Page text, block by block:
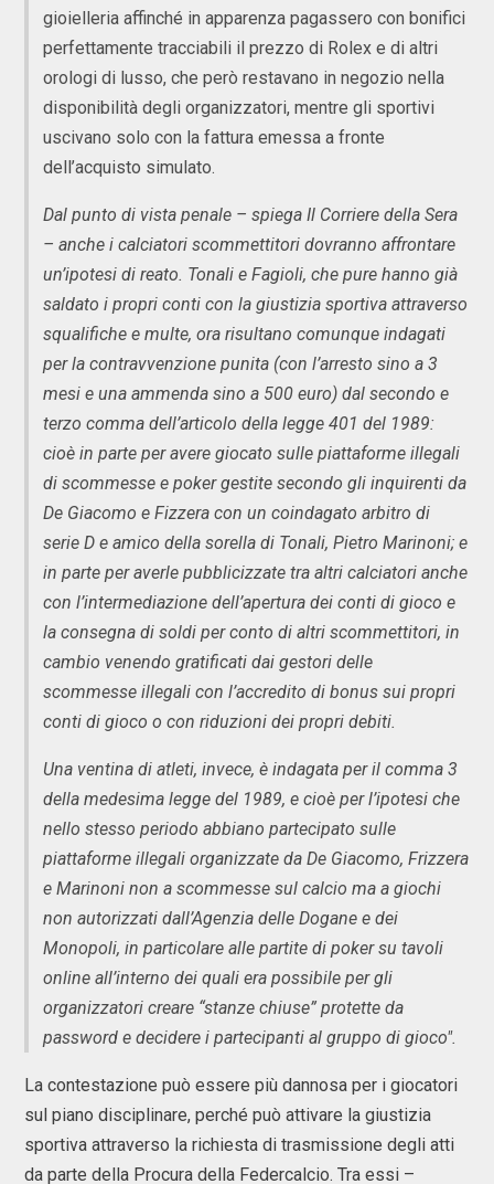
gioielleria affinché in apparenza pagassero con bonifici
perfettamente tracciabili il prezzo di Rolex e di altri
orologi di lusso, che però restavano in negozio nella
disponibilità degli organizzatori, mentre gli sportivi
uscivano solo con la fattura emessa a fronte
dell’acquisto simulato.
Dal punto di vista penale – spiega Il Corriere della Sera
– anche i calciatori scommettitori dovranno affrontare
un’ipotesi di reato. Tonali e Fagioli, che pure hanno già
saldato i propri conti con la giustizia sportiva attraverso
squalifiche e multe, ora risultano comunque indagati
per la contravvenzione punita (con l’arresto sino a 3
mesi e una ammenda sino a 500 euro) dal secondo e
terzo comma dell’articolo della legge 401 del 1989:
cioè in parte per avere giocato sulle piattaforme illegali
di scommesse e poker gestite secondo gli inquirenti da
De Giacomo e Fizzera con un coindagato arbitro di
serie D e amico della sorella di Tonali, Pietro Marinoni; e
in parte per averle pubblicizzate tra altri calciatori anche
con l’intermediazione dell’apertura dei conti di gioco e
la consegna di soldi per conto di altri scommettitori, in
cambio venendo gratificati dai gestori delle
scommesse illegali con l’accredito di bonus sui propri
conti di gioco o con riduzioni dei propri debiti.
Una ventina di atleti, invece, è indagata per il comma 3
della medesima legge del 1989, e cioè per l’ipotesi che
nello stesso periodo abbiano partecipato sulle
piattaforme illegali organizzate da De Giacomo, Frizzera
e Marinoni non a scommesse sul calcio ma a giochi
non autorizzati dall’Agenzia delle Dogane e dei
Monopoli, in particolare alle partite di poker su tavoli
online all’interno dei quali era possibile per gli
organizzatori creare “stanze chiuse” protette da
password e decidere i partecipanti al gruppo di gioco".
La contestazione può essere più dannosa per i giocatori
sul piano disciplinare, perché può attivare la giustizia
sportiva attraverso la richiesta di trasmissione degli atti
da parte della Procura della Federcalcio. Tra essi –